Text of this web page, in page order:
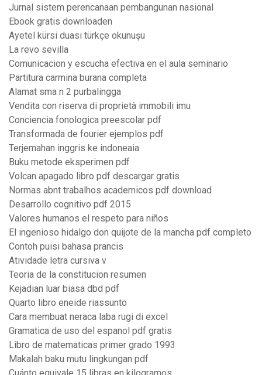
Jurnal sistem perencanaan pembangunan nasional
Ebook gratis downloaden
Ayetel kürsi duası türkçe okunuşu
La revo sevilla
Comunicacion y escucha efectiva en el aula seminario
Partitura carmina burana completa
Alamat sma n 2 purbalingga
Vendita con riserva di proprietà immobili imu
Conciencia fonologica preescolar pdf
Transformada de fourier ejemplos pdf
Terjemahan inggris ke indoneaia
Buku metode eksperimen pdf
Volcan apagado libro pdf descargar gratis
Normas abnt trabalhos academicos pdf download
Desarrollo cognitivo pdf 2015
Valores humanos el respeto para niños
El ingenioso hidalgo don quijote de la mancha pdf completo
Contoh puisi bahasa prancis
Atividade letra cursiva v
Teoria de la constitucion resumen
Kejadian luar biasa dbd pdf
Quarto libro eneide riassunto
Cara membuat neraca laba rugi di excel
Gramatica de uso del espanol pdf gratis
Libro de matematicas primer grado 1993
Makalah baku mutu lingkungan pdf